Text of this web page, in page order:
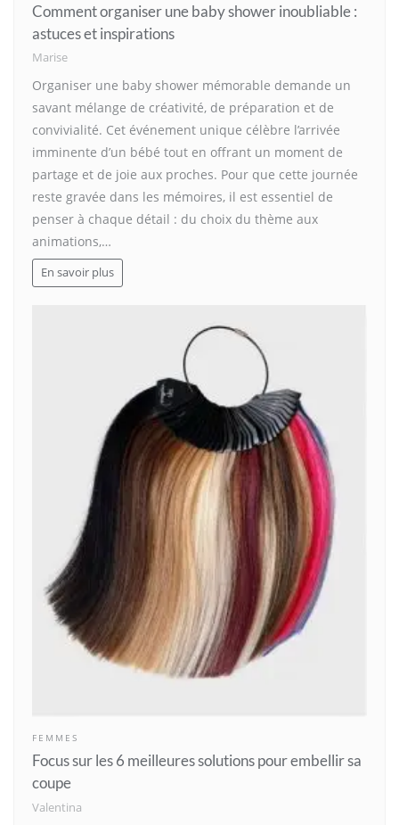
Comment organiser une baby shower inoubliable :
astuces et inspirations
Marise
Organiser une baby shower mémorable demande un
savant mélange de créativité, de préparation et de
convivialité. Cet événement unique célèbre l’arrivée
imminente d’un bébé tout en offrant un moment de
partage et de joie aux proches. Pour que cette journée
reste gravée dans les mémoires, il est essentiel de
penser à chaque détail : du choix du thème aux
animations,…
En savoir plus
FEMMES
Focus sur les 6 meilleures solutions pour embellir sa
coupe
Valentina